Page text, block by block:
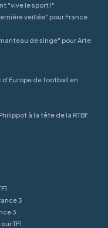
"vive le sport !"
veillée" pour France
de singe" pour Arte
de football en
à la tête de la RTBF
3
3
TF1